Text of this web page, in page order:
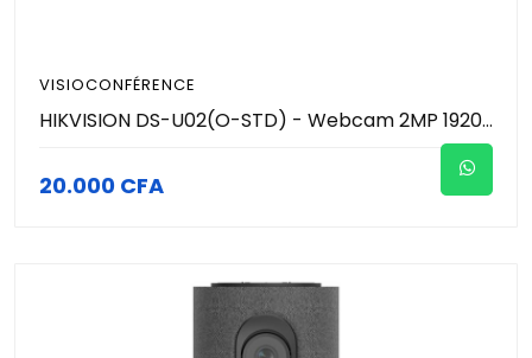
VISIOCONFÉRENCE
HIKVISION DS-U02(O-STD) - Webcam 2MP 1920 × 1080 resolution - Microphone intégré avec un son clair
20.000 CFA